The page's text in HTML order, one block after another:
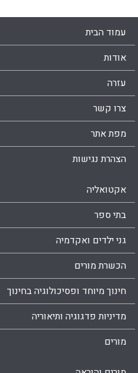
עמוד הבית
אודות
עזרה
צרו קשר
מפת אתר
הצהרת נגישות
אקטואליה
בתי ספר
גני ילדים ואקדמיה
הכשרת מורים
חינוך מיוחד ופסיכולוגיה בחינוך
מדיניות פדגוגיה ותיאוריה
מורים